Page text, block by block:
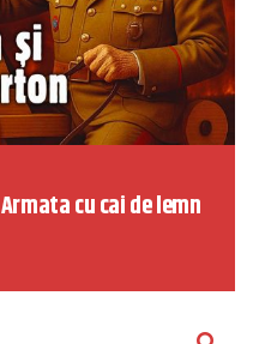
Armata cu cai de lemn